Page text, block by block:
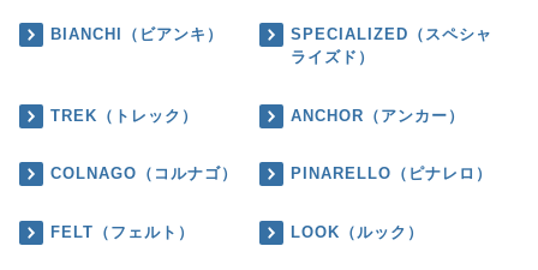
BIANCHI（ビアンキ）
SPECIALIZED（スペシャ
ライズド）
TREK（トレック） ANCHOR（アンカー）
COLNAGO（コルナゴ） PINARELLO（ピナレロ）
FELT（フェルト） LOOK（ルック）